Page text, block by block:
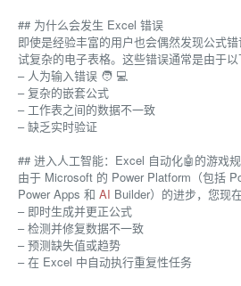
## 为什么会发生 Excel 错误
即使是经验丰富的用户也会偶然发现公式
试复杂的电子表格。这些错误通常是由于以
– 人为输入错误 🧑 💻
– 复杂的嵌套公式
– 工作表之间的数据不一致
– 缺乏实时验证
## 进入人工智能：Excel 自动化🤖的游戏
由于 Microsoft 的 Power Platform（包括
Power Apps 和 AI Builder）的进步，您现
– 即时生成并更正公式
– 检测并修复数据不一致
– 预测缺失值或趋势
– 在 Excel 中自动执行重复性任务